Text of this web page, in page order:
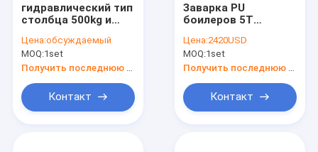
гидравлический тип
столбца 500kg и
заграждения
сверхмощный
Цена:обсуждаемый
MOQ:1set
Контакт
Заварка PU
боилеров 5T
автоматический
вращатель танка
0.75KW
Цена:2420USD
MOQ:1set
Контакт